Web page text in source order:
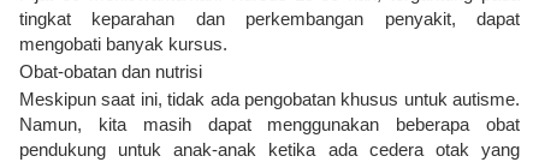
tingkat keparahan dan perkembangan penyakit, dapat
mengobati banyak kursus.
Obat-obatan dan nutrisi
Meskipun saat ini, tidak ada pengobatan khusus untuk autisme.
Namun, kita masih dapat menggunakan beberapa obat
pendukung untuk anak-anak ketika ada cedera otak yang